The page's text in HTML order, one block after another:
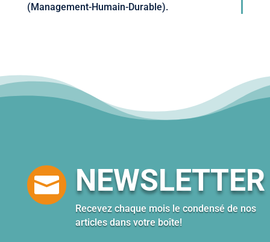
(Management-Humain-Durable).
 NEWSLETTER
Recevez chaque mois le condensé de nos
articles dans votre boîte!